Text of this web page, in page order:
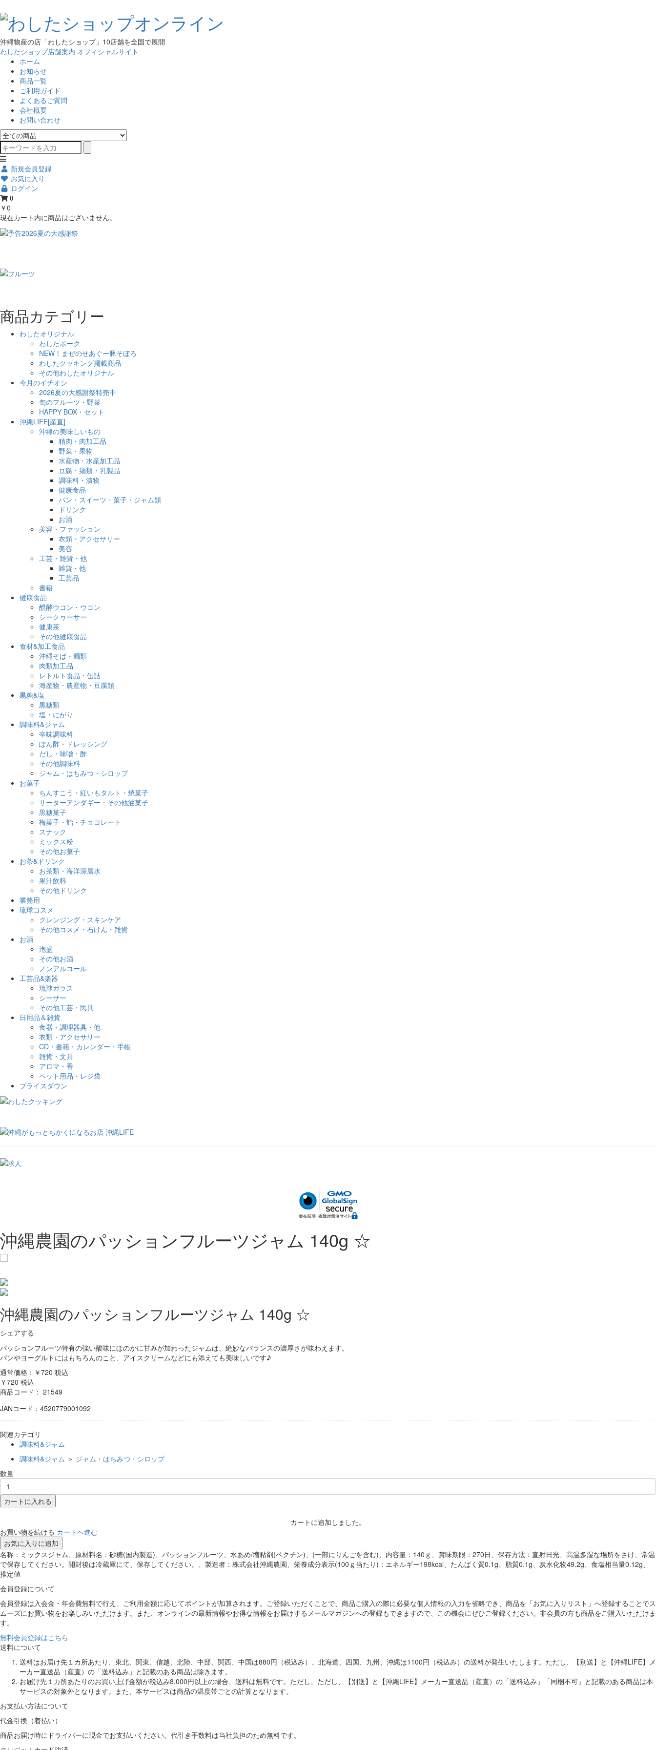
沖縄物産の店「わしたショップ」10店舗を全国で展開
わしたショップ店舗案内 オフィシャルサイト
ホーム
お知らせ
商品一覧
ご利用ガイド
よくあるご質問
会社概要
お問い合わせ
新規会員登録
お気に入り
ログイン
0
￥0
現在カート内に商品はございません。
商品カテゴリー
わしたオリジナル
わしたポーク
NEW！まぜのせあぐー豚そぼろ
わしたクッキング掲載商品
その他わしたオリジナル
今月のイチオシ
2026夏の大感謝祭特売中
旬のフルーツ・野菜
HAPPY BOX・セット
沖縄LIFE[産直]
沖縄の美味しいもの
精肉・肉加工品
野菜・果物
水産物・水産加工品
豆腐・麺類・乳製品
調味料・漬物
健康食品
パン・スイーツ・菓子・ジャム類
ドリンク
お酒
美容・ファッション
衣類・アクセサリー
美容
工芸・雑貨・他
雑貨・他
工芸品
書籍
健康食品
醗酵ウコン・ウコン
シークヮーサー
健康茶
その他健康食品
食材&加工食品
沖縄そば・麺類
肉類加工品
レトルト食品・缶詰
海産物・農産物・豆腐類
黒糖&塩
黒糖類
塩・にがり
調味料&ジャム
辛味調味料
ぽん酢・ドレッシング
だし・味噌・酢
その他調味料
ジャム・はちみつ・シロップ
お菓子
ちんすこう・紅いもタルト・焼菓子
サーターアンダギー・その他油菓子
黒糖菓子
梅菓子・飴・チョコレート
スナック
ミックス粉
その他お菓子
お茶&ドリンク
お茶類・海洋深層水
果汁飲料
その他ドリンク
業務用
琉球コスメ
クレンジング・スキンケア
その他コスメ・石けん・雑貨
お酒
泡盛
その他お酒
ノンアルコール
工芸品&楽器
琉球ガラス
シーサー
その他工芸・民具
日用品＆雑貨
食器・調理器具・他
衣類・アクセサリー
CD・書籍・カレンダー・手帳
雑貨・文具
アロマ・香
ペット用品・レジ袋
プライスダウン
沖縄農園のパッションフルーツジャム 140g ☆
沖縄農園のパッションフルーツジャム 140g ☆
シェアする
パッションフルーツ特有の強い酸味にほのかに甘みが加わったジャムは、絶妙なバランスの濃厚さが味わえます。
パンやヨーグルトにはもちろんのこと、アイスクリームなどにも添えても美味しいです♪
通常価格：￥720 税込
￥720 税込
商品コード： 21549
JANコード：4520779001092
関連カテゴリ
調味料&ジャム
調味料&ジャム ＞ ジャム・はちみつ・シロップ
数量
カートに入れる
カートに追加しました。
お買い物を続ける カートへ進む
お気に入りに追加
名称：ミックスジャム、原材料名：砂糖(国内製造)、パッションフルーツ、水あめ/増粘剤(ペクチン)、(一部にりんごを含む)、内容量：140ｇ、賞味期限：270日、保存方法：直射日光、高温多湿な場所をさけ、常温
で保存してください。開封後は冷蔵庫にて、保存してください。、製造者：株式会社沖縄農園、栄養成分表示(100ｇ当たり)：エネルギー198kcal、たんぱく質0.1g、脂質0.1g、炭水化物49.2g、食塩相当量0.12g、
推定値
会員登録について
会員登録は入会金・年会費無料で行え、ご利用金額に応じてポイントが加算されます。ご登録いただくことで、商品ご購入の際に必要な個人情報の入力を省略でき、商品を「お気に入りリスト」へ登録することでス
ムーズにお買い物をお楽しみいただけます。また、オンラインの最新情報やお得な情報をお届けするメールマガジンへの登録もできますので、この機会にぜひご登録ください。非会員の方も商品をご購入いただけま
す。
無料会員登録はこちら
送料について
送料はお届け先１カ所あたり、東北、関東、信越、北陸、中部、関西、中国は880円（税込み）、北海道、四国、九州、沖縄は1100円（税込み）の送料が発生いたします。ただし、【別送】と【沖縄LIFE】メ
ーカー直送品（産直）の「送料込み」と記載のある商品は除きます。
お届け先１カ所あたりのお買い上げ金額が税込み8,000円以上の場合、送料は無料です。ただし、ただし、【別送】と【沖縄LIFE】メーカー直送品（産直）の「送料込み」「同梱不可」と記載のある商品は本
サービスの対象外となります。また、本サービスは商品の温度帯ごとの計算となります。
お支払い方法について
代金引換（着払い）
商品お届け時にドライバーに現金でお支払いください。代引き手数料は当社負担のため無料です。